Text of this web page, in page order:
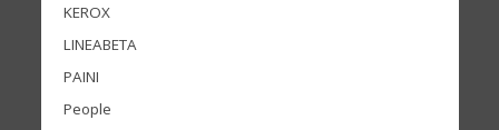
KEROX
LINEABETA
PAINI
People